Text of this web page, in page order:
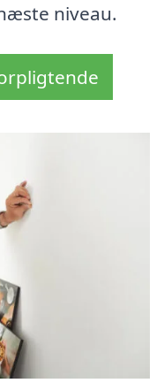
niveau.